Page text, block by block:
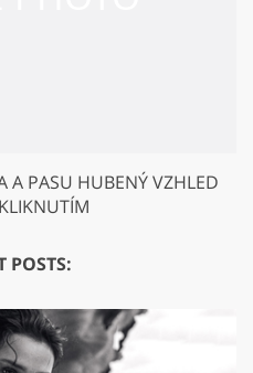
A PASU HUBENÝ VZHLED
POSTS: